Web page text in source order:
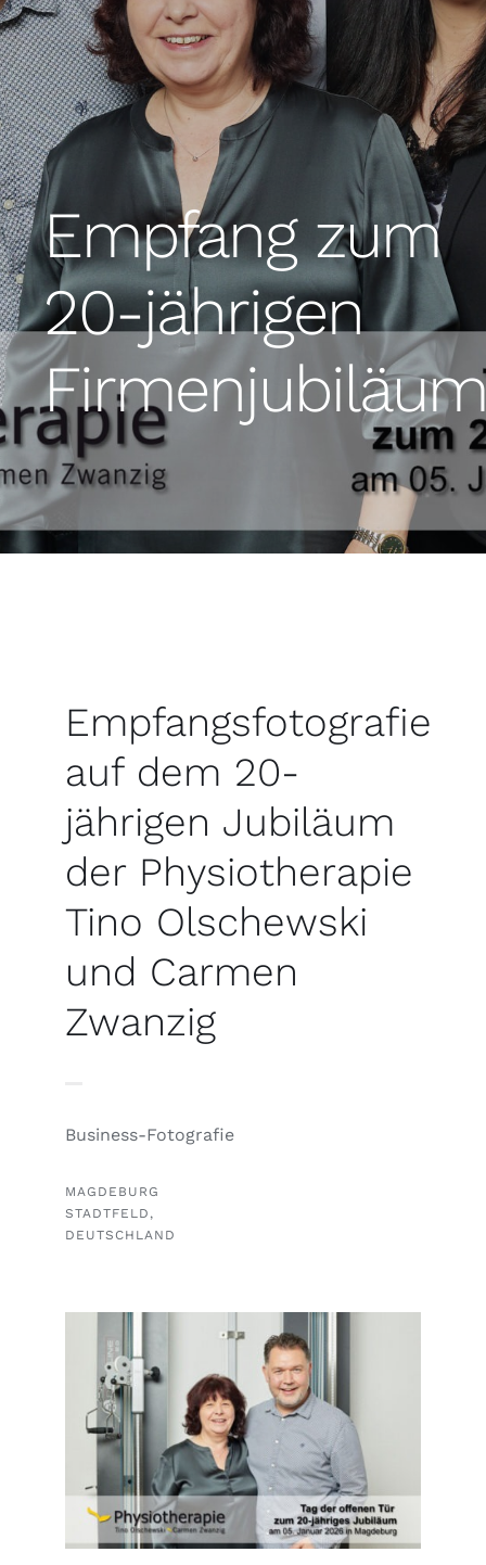
Empfang zum
20-jährigen
Firmenjubiläum
Empfangsfotografie
auf dem 20-
jährigen Jubiläum
der Physiotherapie
Tino Olschewski
und Carmen
Zwanzig
Business-Fotografie
MAGDEBURG
STADTFELD,
DEUTSCHLAND